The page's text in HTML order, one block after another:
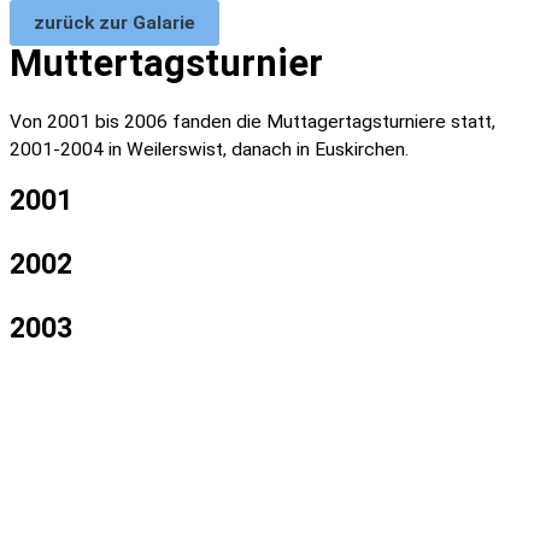
zurück zur Galarie
Muttertagsturnier
Von 2001 bis 2006 fanden die Muttagertagsturniere statt,
2001-2004 in Weilerswist, danach in Euskirchen.
2001
2002
2003